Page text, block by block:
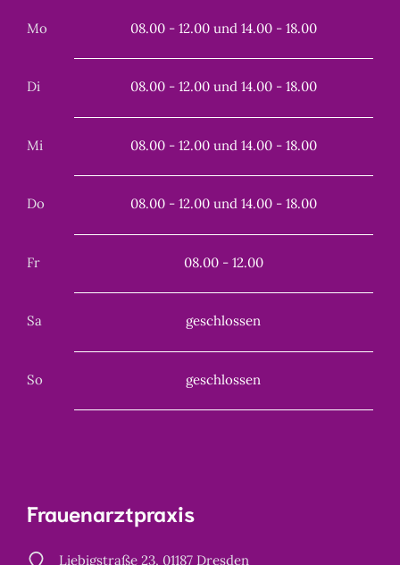
Mo 08.00 - 12.00 und 14.00 - 18.00
Di 08.00 - 12.00 und 14.00 - 18.00
Mi 08.00 - 12.00 und 14.00 - 18.00
Do 08.00 - 12.00 und 14.00 - 18.00
Fr 08.00 - 12.00
Sa geschlossen
So geschlossen
Frauenarztpraxis
Liebigstraße 23, 01187 Dresden